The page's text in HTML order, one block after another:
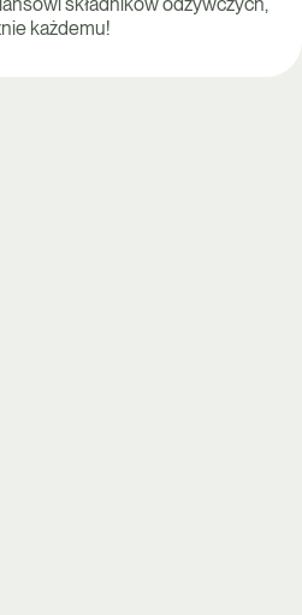
każdemu!